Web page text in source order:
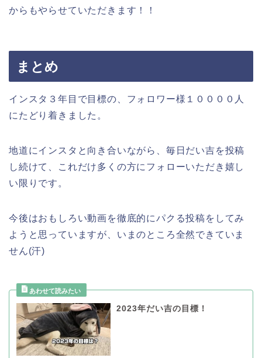
からもやらせていただきます！！
まとめ
インスタ３年目で目標の、フォロワー様１００００人
にたどり着きました。
地道にインスタと向き合いながら、毎日だい吉を投稿
し続けて、これだけ多くの方にフォローいただき嬉し
い限りです。
今後はおもしろい動画を徹底的にパクる投稿をしてみ
ようと思っていますが、いまのところ全然できていま
せん(汗)
2023年だい吉の目標！